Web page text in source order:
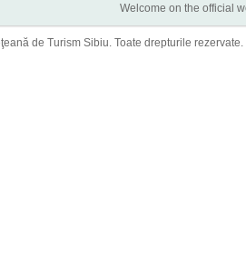
Welcome on the official
de Turism Sibiu. Toate drepturile rezervate.